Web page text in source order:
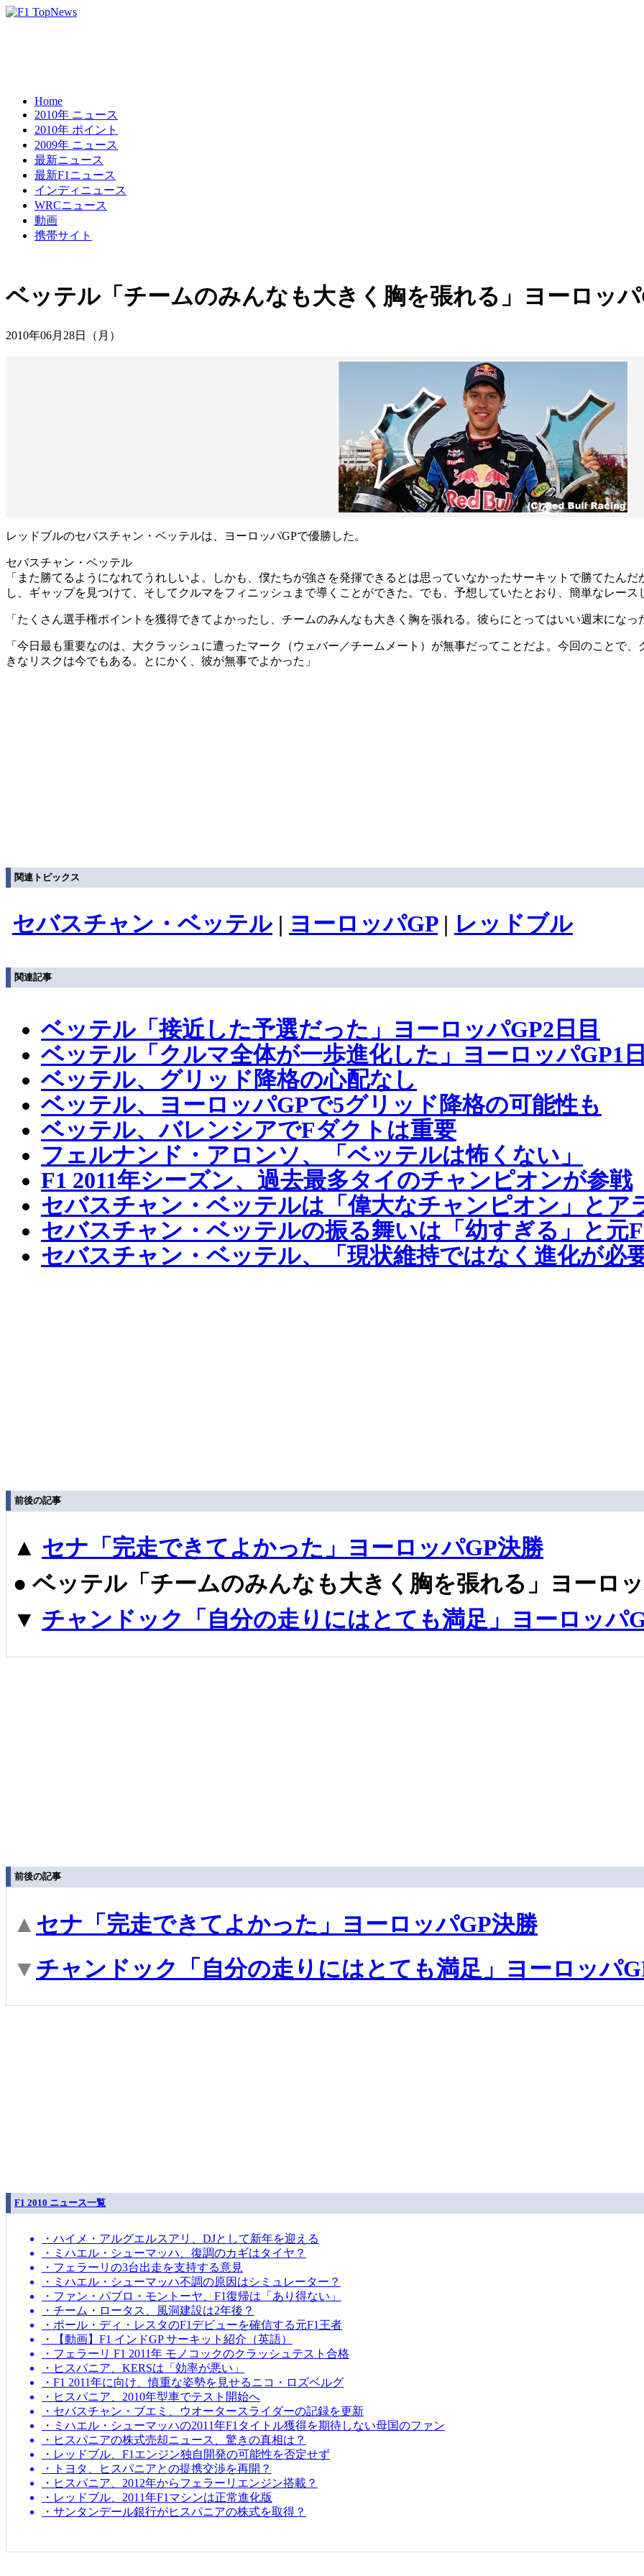
Home
2010年 ニュース
2010年 ポイント
2009年 ニュース
最新ニュース
最新F1ニュース
インディニュース
WRCニュース
動画
携帯サイト
ベッテル「チームのみんなも大きく胸を張れる」ヨーロッ
2010年06月28日（月）
レッドブルのセバスチャン・ベッテルは、ヨーロッパGPで優勝した。
セバスチャン・ベッテル
「また勝てるようになれてうれしいよ。しかも、僕たちが強さを発揮できるとは思っていなかったサーキットで勝てたん
し、ギャップを見つけて、そしてクルマをフィニッシュまで導くことができた。でも、予想していたとおり、簡単なレース
「たくさん選手権ポイントを獲得できてよかったし、チームのみんなも大きく胸を張れる。彼らにとってはいい週末になっ
「今日最も重要なのは、大クラッシュに遭ったマーク（ウェバー／チームメート）が無事だってことだよ。今回のことで
きなリスクは今でもある。とにかく、彼が無事でよかった」
関連トピックス
セバスチャン・ベッテル| ヨーロッパGP| レッドブル
関連記事
ベッテル「接近した予選だった」ヨーロッパGP2日目
ベッテル「クルマ全体が一歩進化した」ヨーロッパGP1
ベッテル、グリッド降格の心配なし
ベッテル、ヨーロッパGPで5グリッド降格の可能性も
ベッテル、バレンシアでFダクトは重要
フェルナンド・アロンソ、「ベッテルは怖くない」
F1 2011年シーズン、過去最多タイのチャンピオンが参戦
セバスチャン・ベッテルは「偉大なチャンピオン」とア
セバスチャン・ベッテルの振る舞いは「幼すぎる」と元
セバスチャン・ベッテル、「現状維持ではなく進化が必
前後の記事
▲ セナ「完走できてよかった」ヨーロッパGP決勝
● ベッテル「チームのみんなも大きく胸を張れる」ヨーロ
▼ チャンドック「自分の走りにはとても満足」ヨーロッパ
前後の記事
▲ セナ「完走できてよかった」ヨーロッパGP決勝
▼ チャンドック「自分の走りにはとても満足」ヨーロッパ
F1 2010 ニュース一覧
・ハイメ・アルグエルスアリ、DJとして新年を迎える
・ミハエル・シューマッハ、復調のカギはタイヤ？
・フェラーリの3台出走を支持する意見
・ミハエル・シューマッハ不調の原因はシミュレーター？
・ファン・パブロ・モントーヤ、F1復帰は「あり得ない」
・チーム・ロータス、風洞建設は2年後？
・ポール・ディ・レスタのF1デビューを確信する元F1王者
・【動画】F1 インドGP サーキット紹介（英語）
・フェラーリ F1 2011年 モノコックのクラッシュテスト合格
・ヒスパニア、KERSは「効率が悪い」
・F1 2011年に向け、慎重な姿勢を見せるニコ・ロズベルグ
・ヒスパニア、2010年型車でテスト開始へ
・セバスチャン・ブエミ、ウオータースライダーの記録を更新
・ミハエル・シューマッハの2011年F1タイトル獲得を期待しない母国のファン
・ヒスパニアの株式売却ニュース、驚きの真相は？
・レッドブル、F1エンジン独自開発の可能性を否定せず
・トヨタ、ヒスパニアとの提携交渉を再開？
・ヒスパニア、2012年からフェラーリエンジン搭載？
・レッドブル、2011年F1マシンは正常進化版
・サンタンデール銀行がヒスパニアの株式を取得？